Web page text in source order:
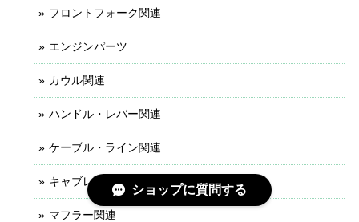
フロントフォーク関連
エンジンパーツ
カウル関連
ハンドル・レバー関連
ケーブル・ライン関連
キャブレター関連
マフラー関連
ショップに質問する